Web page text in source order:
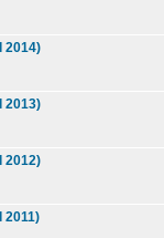
2014)
2013)
2012)
2011)